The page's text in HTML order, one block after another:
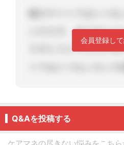
会員登録し
Q&Aを投稿する